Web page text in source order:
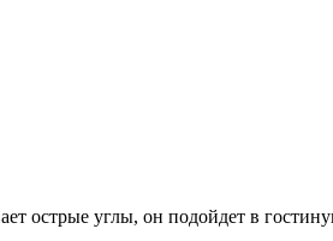
острые углы, он подойдет в